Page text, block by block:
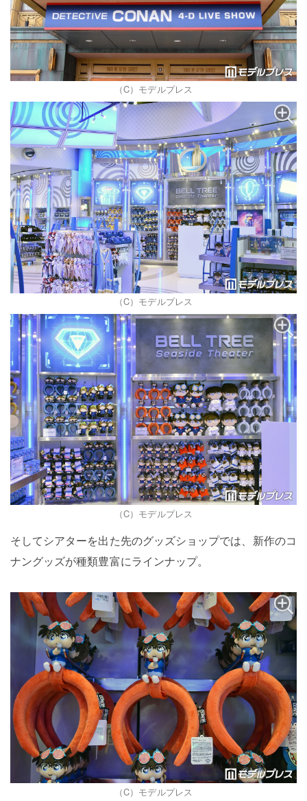
（C）モデルプレス
（C）モデルプレス
（C）モデルプレス
そしてシアターを出た先のグッズショップでは、新作のコ
ナングッズが種類豊富にラインナップ。
（C）モデルプレス